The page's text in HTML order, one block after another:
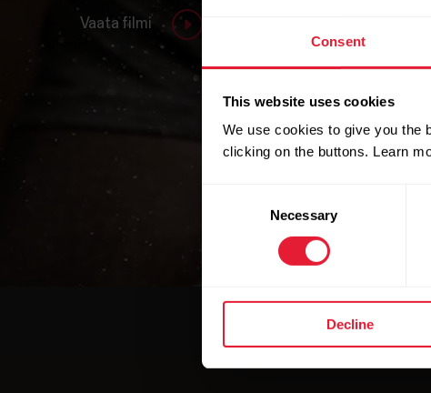
Consent
This website uses cookies
We use cookies to give you the
clicking on the buttons. Learn
Necessary
Decline
Vaata filmi